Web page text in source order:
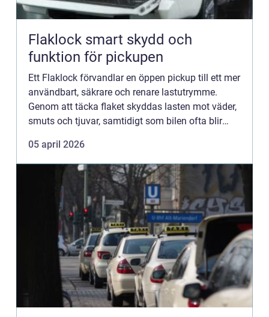
Flaklock smart skydd och
funktion för pickupen
Ett Flaklock förvandlar en öppen pickup till ett mer
användbart, säkrare och renare lastutrymme.
Genom att täcka flaket skyddas lasten mot väder,
smuts och tjuvar, samtidigt som bilen ofta blir
landsväg...
05 april 2026